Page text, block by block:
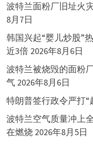
波特兰面粉厂旧址火
8月7日
韩国兴起“婴儿炒股”
近3倍 2026年8月6日
波特兰被烧毁的面粉
气 2026年8月6日
特朗普签行政令严打“
波特兰空气质量冲上
在燃烧 2026年8月5日